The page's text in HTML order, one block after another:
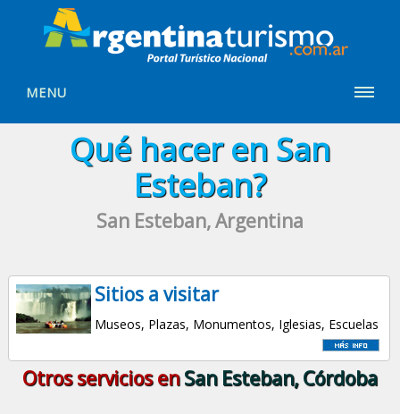
MENU
Qué hacer en San
Esteban?
San Esteban, Argentina
Sitios a visitar
Museos, Plazas, Monumentos, Iglesias, Escuelas
Otros servicios enSan Esteban, Córdoba